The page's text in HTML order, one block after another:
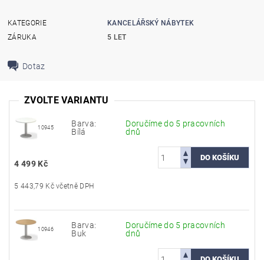
KATEGORIE
KANCELÁŘSKÝ NÁBYTEK
ZÁRUKA
5 LET
Dotaz
ZVOLTE VARIANTU
10945
Barva:
Bílá
Doručíme do 5 pracovních
dnů
4 499 Kč
5 443,79 Kč včetně DPH
10946
Barva:
Buk
Doručíme do 5 pracovních
dnů